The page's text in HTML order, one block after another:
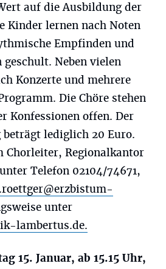
auf die Ausbildung der
Kinder lernen nach Noten
Empfinden und
geschult. Neben vielen
Konzerte und mehrere
Die Chöre stehen
Konfessionen offen. Der
lediglich 20 Euro.
Chorleiter, Regionalkantor
Telefon 02104/74671,
unter
lambertus.de.
15. Januar, ab 15.15 Uhr,